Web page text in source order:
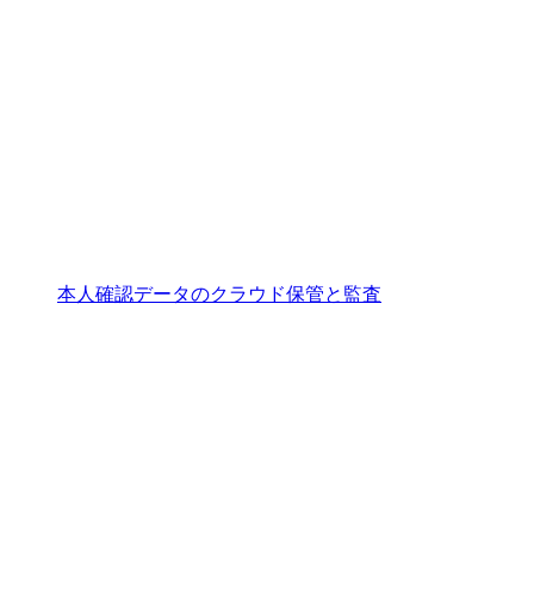
本人確認データのクラウド保管と監査